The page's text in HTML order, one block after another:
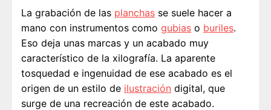
La grabación de las planchas se suele hacer a
mano con instrumentos como gubias o buriles.
Eso deja unas marcas y un acabado muy
característico de la xilografía. La aparente
tosquedad e ingenuidad de ese acabado es el
origen de un estilo de ilustración digital, que
surge de una recreación de este acabado.